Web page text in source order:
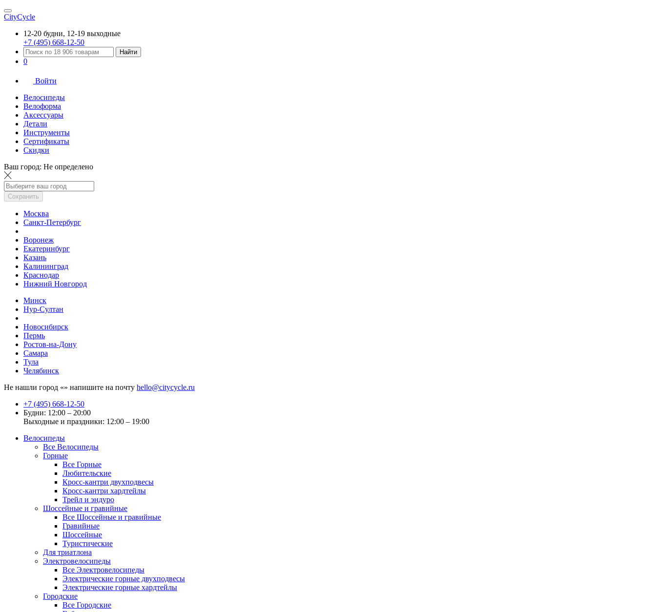
CityCycle
12-20 будни, 12-19 выходные
+7 (495) 668-12-50
Найти
0
Войти
Велосипеды
Велоформа
Аксессуары
Детали
Инструменты
Сертификаты
Скидки
Ваш город: Не определено
Сохранить
Москва
Санкт-Петербург
Воронеж
Екатеринбург
Казань
Калининград
Краснодар
Нижний Новгород
Минск
Нур-Султан
Новосибирск
Пермь
Ростов-на-Дону
Самара
Тула
Челябинск
Не нашли город «» напишите на почту hello@citycycle.ru
+7 (495) 668-12-50
Будни: 12:00 – 20:00
Выходные и праздники: 12:00 – 19:00
Велосипеды
Все Велосипеды
Горные
Все Горные
Любительские
Кросс-кантри двухподвесы
Кросс-кантри хардтейлы
Трейл и эндуро
Шоссейные и гравийные
Все Шоссейные и гравийные
Гравийные
Шоссейные
Туристические
Для триатлона
Электровелосипеды
Все Электровелосипеды
Электрические горные двухподвесы
Электрические горные хардтейлы
Городские
Все Городские